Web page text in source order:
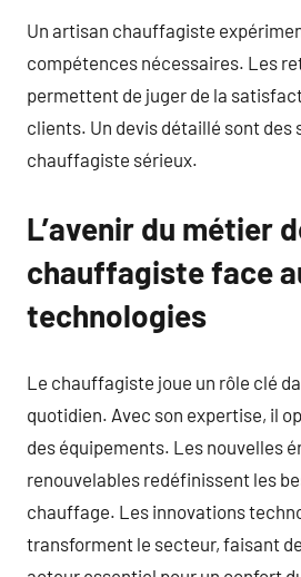
Un artisan chauffagiste
compétences nécessaires. Les
permettent de juger de la
clients. Un devis détaillé sont des
chauffagiste sérieux.
L’avenir du métier
chauffagiste face
technologies
Le chauffagiste joue un rôle clé
quotidien. Avec son expertise, il
des équipements. Les nouvelles
renouvelables redéfinissent les
chauffage. Les innovations
transforment le secteur, faisant